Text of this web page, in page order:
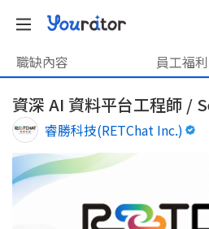
職缺內容 員工福利
睿勝科技(RETChat Inc.)